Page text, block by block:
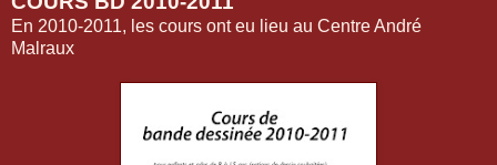
En 2010-2011, les cours ont eu lieu au Centre André
Malraux